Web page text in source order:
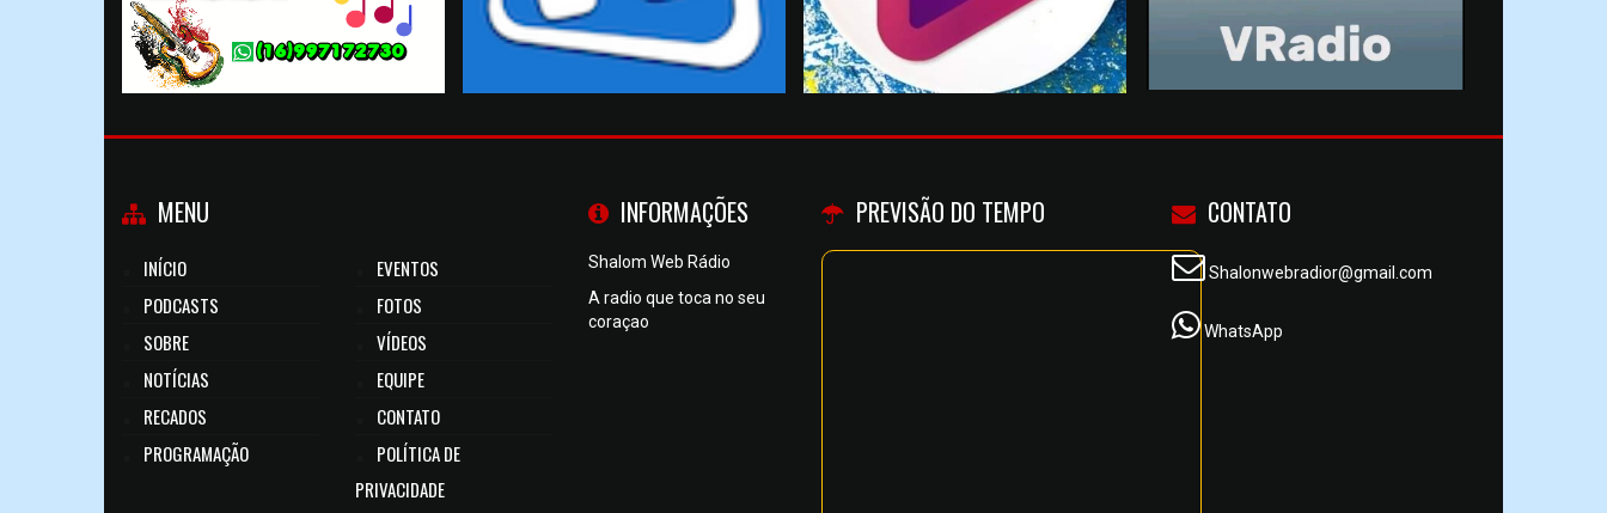
MENU
INÍCIO
PODCASTS
SOBRE
NOTÍCIAS
RECADOS
PROGRAMAÇÃO
EVENTOS
FOTOS
VÍDEOS
EQUIPE
CONTATO
POLÍTICA DE
PRIVACIDADE
INFORMAÇÕES
Shalom Web Rádio
A radio que toca no seu
coraçao
PREVISÃO DO TEMPO CONTATO
Shalonwebradior@gmail.com
WhatsApp